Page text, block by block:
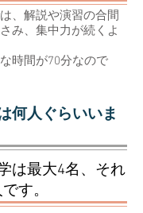
、解説や演習の合間
み、集中力が続くよ
時間が70分なので
何人ぐらいいま
は最大4名、それ
す。